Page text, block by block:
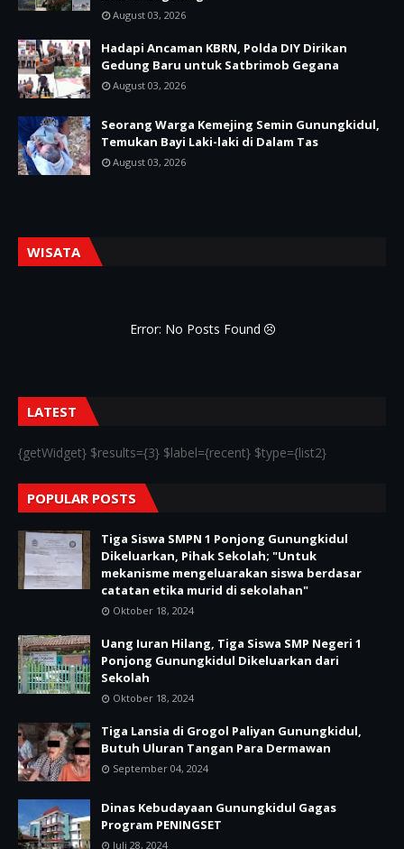
August 03, 2026
Hadapi Ancaman KBRN, Polda DIY Dirikan
Gedung Baru untuk Satbrimob Gegana
August 03, 2026
Seorang Warga Kemejing Semin Gunungkidul,
Temukan Bayi Laki-laki di Dalam Tas
August 03, 2026
WISATA
Error: No Posts Found
LATEST
{getWidget} $results={3} $label={recent} $type={list2}
POPULAR POSTS
Tiga Siswa SMPN 1 Ponjong Gunungkidul
Dikeluarkan, Pihak Sekolah; "Untuk
mekanisme mengeluarakan siswa berdasar
catatan etika murid di sekolahan"
Oktober 18, 2024
Uang Iuran Hilang, Tiga Siswa SMP Negeri 1
Ponjong Gunungkidul Dikeluarkan dari
Sekolah
Oktober 18, 2024
Tiga Lansia di Grogol Paliyan Gunungkidul,
Butuh Uluran Tangan Para Dermawan
September 04, 2024
Dinas Kebudayaan Gunungkidul Gagas
Program PENINGSET
Juli 28, 2024